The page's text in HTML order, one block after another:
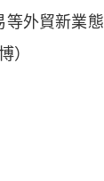
外貿新業
）